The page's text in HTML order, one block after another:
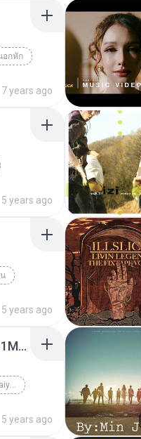
อกหัก
7 years ago
5 years ago
5 years ago
รักที่ยืมเค้ามา (hide) [feat. Maiyarap & 1Mill]
รักที่ยืมเค้ามา (hide) [feat. Maiyarap & 1Mill]
5 years ago